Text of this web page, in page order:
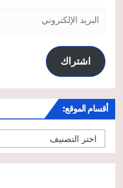
البريد
اشتراك
أقسام الموقع:
أقسام
الموقع: